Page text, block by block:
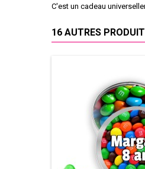
C'est un cadeau
16 AUTRES